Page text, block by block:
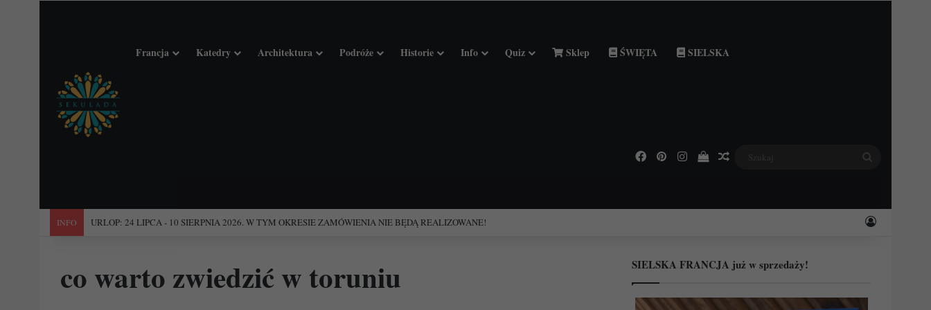
Francja Katedry Architektura Podróże Historie Info Quiz Sklep ŚWIĘTA SIELSKA
Facebook
PinterestInstagramPodejrzyj swój koszyk
Losowy wpis
INFO "Święta Francja". Przewodnik po 101 średniowiecznych kościołach Francji. Zaloguj
co warto zwiedzić w toruniu SIELSKA FRANCJA już w sprzedaży!